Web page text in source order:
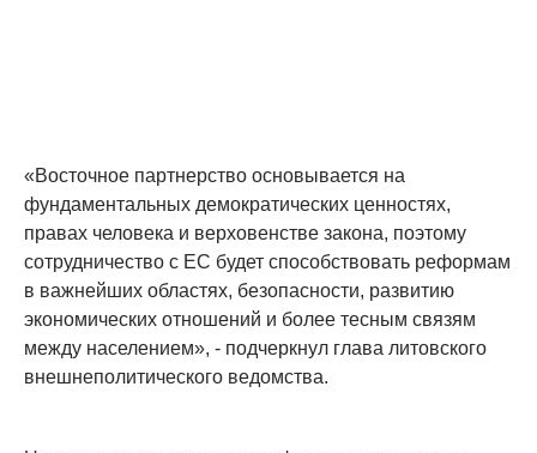
«Восточное партнерство основывается на
фундаментальных демократических ценностях,
правах человека и верховенстве закона, поэтому
сотрудничество с ЕС будет способствовать реформам
в важнейших областях, безопасности, развитию
экономических отношений и более тесным связям
между населением», - подчеркнул глава литовского
внешнеполитического ведомства.